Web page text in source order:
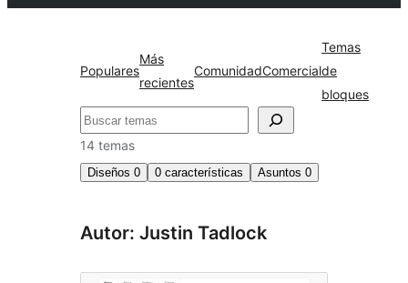
Populares
Más
recientes
ComunidadComercial
Temas
de
bloques
Buscar
14 temas
Diseños 0 0 características Asuntos 0
Autor: Justin Tadlock